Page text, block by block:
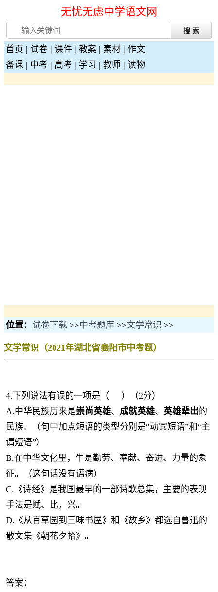
无忧无虑中学语文网
首页 | 试卷 | 课件 | 教案 | 素材 | 作文
备课 | 中考 | 高考 | 学习 | 教师 | 读物
位置： 试卷下载 >>中考题库 >>文学常识 >>
文学常识（2021年湖北省襄阳市中考题）
4.下列说法有误的一项是（ ）（2分）
A.中华民族历来是崇尚英雄、 成就英雄、 英雄辈出的
民族。（句中加点短语的类型分别是“动宾短语”和“主
谓短语”）
B.在中华文化里，牛是勤劳、奉献、奋进、力量的象
征。（这句话没有语病）
C.《诗经》是我国最早的一部诗歌总集，主要的表现
手法是赋、比，兴。
D.《从百草园到三味书屋》和《故乡》都选自鲁迅的
散文集《朝花夕拾》。
答案：